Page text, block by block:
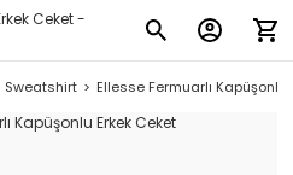
Sweatshirt Ellesse Fermuarlı Kapüşonlu